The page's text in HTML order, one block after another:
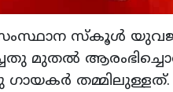
സംസ്ഥാന സ്‌കൂൾ
മുതൽ
ഗായകർ